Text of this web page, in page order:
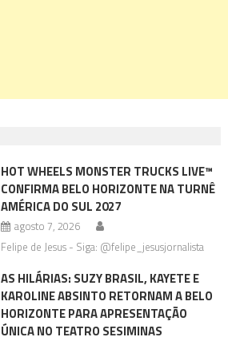
HOT WHEELS MONSTER TRUCKS LIVE™
CONFIRMA BELO HORIZONTE NA TURNÊ
AMÉRICA DO SUL 2027
agosto 7, 2026
Felipe de Jesus - Siga: @felipe_jesusjornalista
AS HILÁRIAS: SUZY BRASIL, KAYETE E
KAROLINE ABSINTO RETORNAM A BELO
HORIZONTE PARA APRESENTAÇÃO
ÚNICA NO TEATRO SESIMINAS